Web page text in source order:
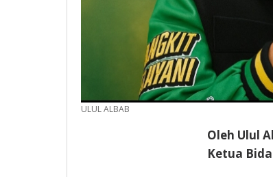
ULUL ALBAB
Oleh Ulul
Ketua